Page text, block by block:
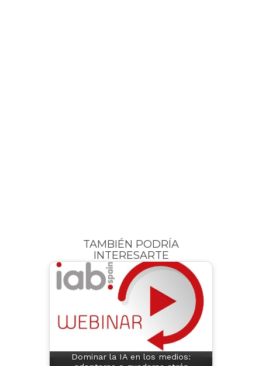
TAMBIÉN PODRÍA
INTERESARTE
Dominar la IA en los medios: